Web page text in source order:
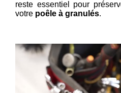
reste essentiel pour
votre poêle à granulés.